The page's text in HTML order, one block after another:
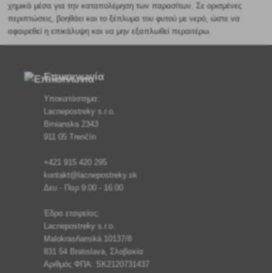
χημικά μέσα για την καταπολέμηση των παρασίτων. Σε ορισμένες
περιπτώσεις, βοηθάει και το ξέπλυμα του φυτού με νερό, ώστε να
αφαιρεθεί η επικάλυψη και να μην εξαπλωθεί περαιτέρω.
Επικοινωνία
Υποκατάστημα:
Lacnepostreky s.r.o.
Brnianska 2343
911 05 Trenčín
+421 915 420 295
kontakt@lacnepostreky.sk
Δευ - Παρ 9:00 - 16:00
Έδρα εταιρείας:
Lacnepostreky s.r.o.
Malokrasňanská 10137/8
831 54 Bratislava, Σλοβακία
Αριθμός ΦΠΑ: SK2120731437